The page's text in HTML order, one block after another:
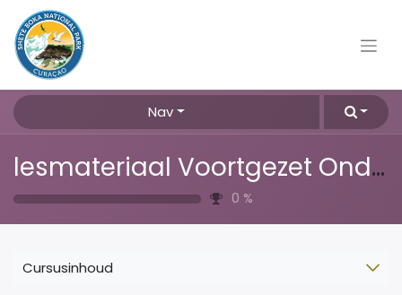
Nav
lesmateriaal Voortgezet Onderwijs
0 %
Cursusinhoud